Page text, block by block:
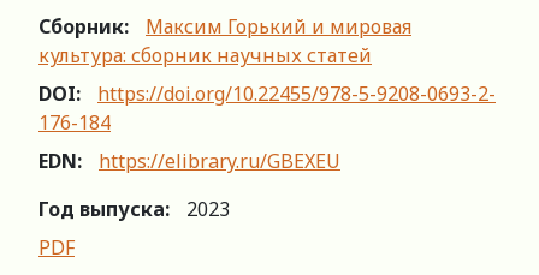
Сборник:
Максим Горький и мировая
культура: сборник научных статей
DOI:
https://doi.org/10.22455/978-5-9208-0693-2-
176-184
EDN:
https://elibrary.ru/GBEXEU
Год выпуска:
2023
PDF